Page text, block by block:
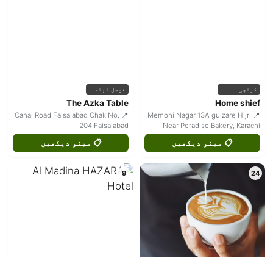
کراچی
Home shief
📍 Memoni Nagar 13A gulzare Hijri
Near Peradise Bakery, Karachi
📋 مینو دیکھیں
فیصل آباد
The Azka Table
📍 Canal Road Faisalabad Chak No.
204 Faisalabad
📋 مینو دیکھیں
24
9